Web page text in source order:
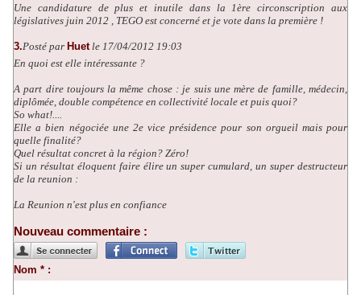
Une candidature de plus et inutile dans la 1ère circonscription aux
législatives juin 2012 , TEGO est concerné et je vote dans la première !
3.Posté par Huet le 17/04/2012 19:03
En quoi est elle intéressante ?
A part dire toujours la même chose : je suis une mère de famille, médecin,
diplômée, double compétence en collectivité locale et puis quoi?
So what!....
Elle a bien négociée une 2e vice présidence pour son orgueil mais pour
quelle finalité?
Quel résultat concret à la région? Zéro!
Si un résultat éloquent faire élire un super cumulard, un super destructeur
de la reunion :
La Reunion n'est plus en confiance
Nouveau commentaire :
Nom * :